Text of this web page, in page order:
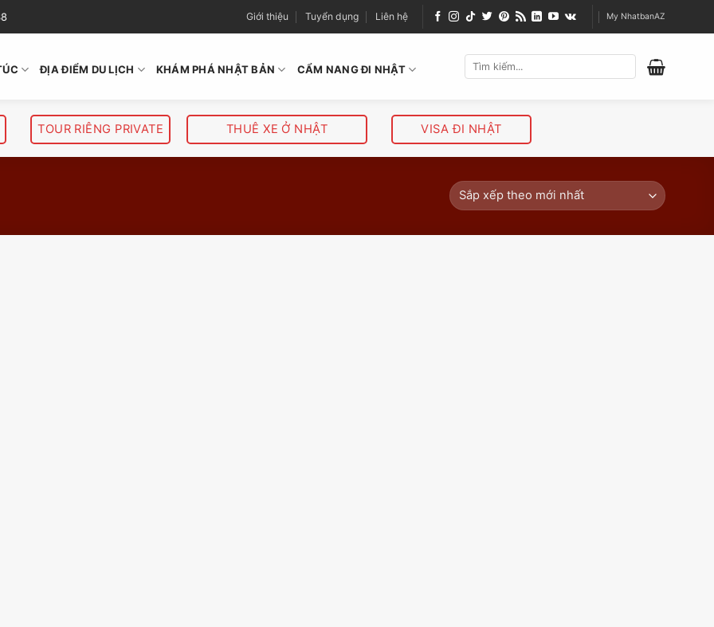
Giới thiệu Tuyển dụng Liên hệ My NhatbanAZ
ĐỊA ĐIỂM DU LỊCH KHÁM PHÁ NHẬT BẢN CẨM NANG ĐI NHẬT
TOUR RIÊNG PRIVATE THUÊ XE Ở NHẬT VISA ĐI NHẬT